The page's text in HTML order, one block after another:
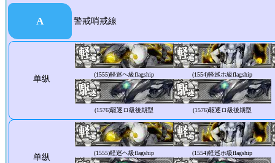
A 警戒哨戒線
单纵 (1555)軽巡ヘ級flagship (1554)軽巡ホ級flagship
(1576)駆逐ロ級後期型 (1576)駆逐ロ級後期型
单纵 (1555)軽巡ヘ級flagship (1554)軽巡ホ級flagship